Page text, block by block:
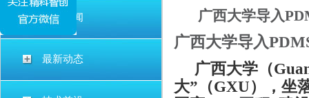
公司新闻
最新动态
广西大学导入
广西大学导入
广西大学（
大”（GXU），坐